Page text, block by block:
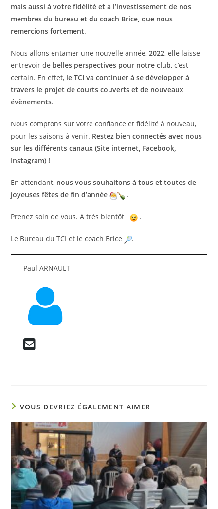
mais aussi à votre fidélité et à l’investissement de nos
membres du bureau et du coach Brice, que nous
remercions fortement.
Nous allons entamer une nouvelle année,2022, elle laisse
entrevoir de belles perspectives pour notre club, c’est
certain. En effet, le TCI va continuer à se développer à
travers le projet de courts couverts et de nouveaux
évènements.
Nous comptons sur votre confiance et fidélité à nouveau,
pour les saisons à venir. Restez bien connectés avec nous
sur les différents canaux (Site internet, Facebook,
Instagram) !
En attendant, nous vous souhaitons à tous et toutes de
joyeuses fêtes de fin d’année
.
Prenez soin de vous. A très bientôt ! .
Le Bureau du TCI et le coach Brice .
Paul ARNAULT
VOUS DEVRIEZ ÉGALEMENT AIMER